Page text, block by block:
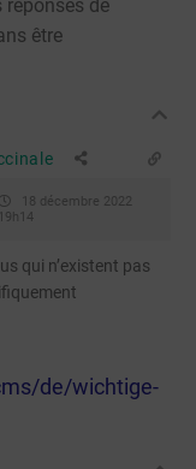
de
être
18 décembre 2022
19h14
qui n’existent pas
de/wichtige-